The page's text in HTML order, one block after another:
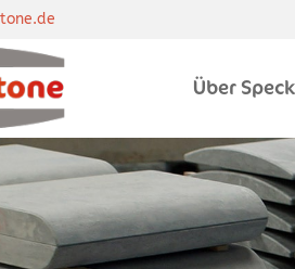
col1"
existiert leider nicht.
Über